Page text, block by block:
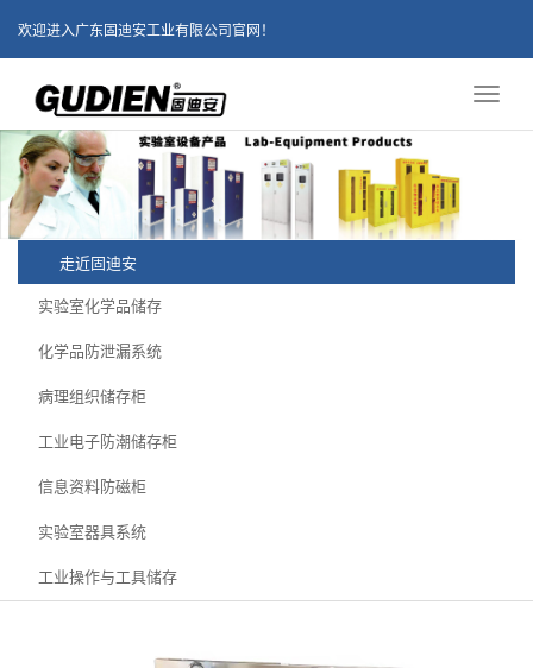
欢迎进入广东固迪安工业有限公司官网！
走近固迪安
实验室化学品储存
化学品防泄漏系统
病理组织储存柜
工业电子防潮储存柜
信息资料防磁柜
实验室器具系统
工业操作与工具储存